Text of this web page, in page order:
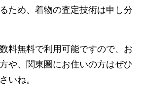
ため、着物の査定技術は申し分
料無料で利用可能ですので、お
や、関東圏にお住いの方はぜひ
いね。